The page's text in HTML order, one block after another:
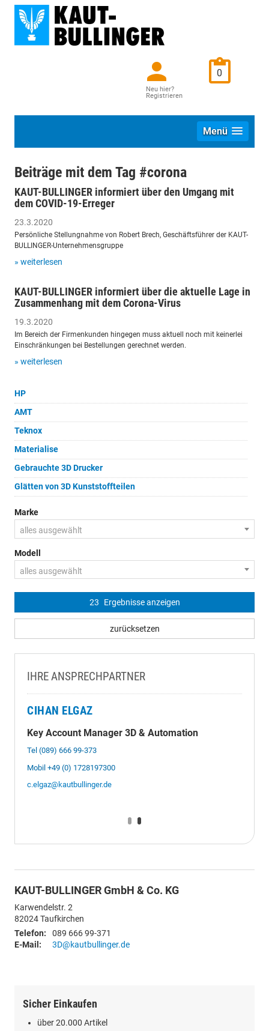
Neu hier?
Registrieren
0
Menü
Beiträge mit dem Tag #corona
KAUT-BULLINGER informiert über den Umgang mit
dem COVID-19-Erreger
23.3.2020
Persönliche Stellungnahme von Robert Brech, Geschäftsführer der KAUT-
BULLINGER-Unternehmensgruppe
» weiterlesen
KAUT-BULLINGER informiert über die aktuelle Lage in
Zusammenhang mit dem Corona-Virus
19.3.2020
Im Bereich der Firmenkunden hingegen muss aktuell noch mit keinerlei
Einschränkungen bei Bestellungen gerechnet werden.
» weiterlesen
HP
AMT
Teknox
Materialise
Gebrauchte 3D Drucker
Glätten von 3D Kunststoffteilen
Marke
alles ausgewählt
Modell
alles ausgewählt
23 Ergebnisse anzeigen
zurücksetzen
IHRE ANSPRECHPARTNER
CIHAN ELGAZ
Key Account Manager 3D & Automation
Tel (089) 666 99-373
Mobil +49 (0) 1728197300
c.elgaz@kautbullinger.de
KAUT-BULLINGER GmbH & Co. KG
Karwendelstr. 2
82024Taufkirchen
Telefon:
089 666 99-371
E-Mail:
3D@kautbullinger.de
Sicher Einkaufen
über 20.000 Artikel